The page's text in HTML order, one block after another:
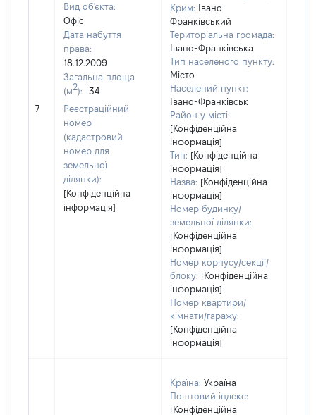
7
Вид об'єкта:
Офіс
Дата набуття
права:
18.12.2009
Загальна площа
(м2):
34
Реєстраційний
номер
(кадастровий
номер для
земельної
ділянки):
[Конфіденційна
інформація]
Крим:
Івано-
Франківський
Територіальна громада:
Івано-Франківська
Тип населеного пункту:
Місто
Населений пункт:
Івано-Франківськ
Район у місті:
[Конфіденційна
інформація]
Тип: [Конфіденційна
інформація]
Назва: [Конфіденційна
інформація]
Номер будинку/
земельної ділянки:
[Конфіденційна
інформація]
Номер корпусу/секції/
блоку: [Конфіденційна
інформація]
Номер квартири/
кімнати/гаражу:
[Конфіденційна
інформація]
Країна: Україна
Поштовий індекс:
[Конфіденційна